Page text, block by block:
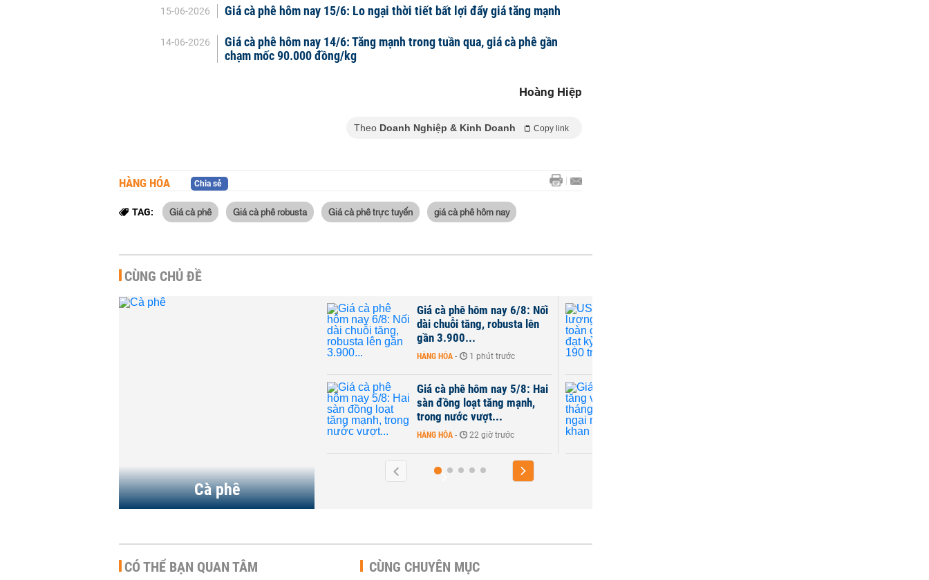
15-06-2026 Giá cà phê hôm nay 15/6: Lo ngại thời tiết bất lợi đẩy giá tăng mạnh
14-06-2026
Giá cà phê hôm nay 14/6: Tăng mạnh trong tuần qua, giá cà phê gần
chạm mốc 90.000 đồng/kg
Hoàng Hiệp
Theo Doanh Nghiệp & Kinh Doanh Copy link
HÀNG HÓA Chia sẻ
TAG: Giá cà phê Giá cà phê robusta Giá cà phê trực tuyến giá cà phê hôm nay
CÙNG CHỦ ĐỀ
Cà phê
Giá cà phê hôm nay 6/8: Nối
dài chuỗi tăng, robusta lên
1 phút trước
Giá cà phê hôm nay 5/8: Hai
sàn đồng loạt tăng mạnh,
trong nước vượt...
22 giờ trước
USDA: Sản lượng cà phê
toàn cầu có thể đạt kỷ lục
gần 190 triệu bao...
HÀNG HÓA 16:39 | 04/08/2026
Giá cà phê tăng vọt trong
tháng 7 vì lo ngại nguồn
cung khan hiếm
HÀNG HÓA 09:34 | 04/08/2026
CÓ THỂ BẠN QUAN TÂM CÙNG CHUYÊN MỤC